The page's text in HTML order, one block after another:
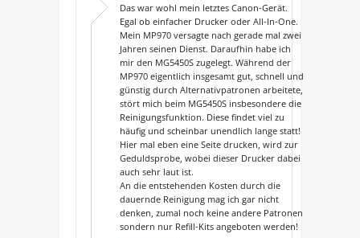
Das war wohl mein letztes Canon-Gerät.
Egal ob einfacher Drucker oder All-In-One.
Mein MP970 versagte nach gerade mal zwei
Jahren seinen Dienst. Daraufhin habe ich
mir den MG5450S zugelegt. Während der
MP970 eigentlich insgesamt gut, schnell und
günstig durch Alternativpatronen arbeitete,
stört mich beim MG5450S insbesondere die
Reinigungsfunktion. Diese findet viel zu
häufig und scheinbar unendlich lange statt!
Hier mal eben eine Seite drucken, wird zur
Geduldsprobe, wobei dieser Drucker dabei
auch sehr laut ist.
An die entstehenden Kosten durch die
dauernde Reinigung mag ich gar nicht
denken, zumal noch keine andere Patronen
sondern nur Refill-Kits angeboten werden!